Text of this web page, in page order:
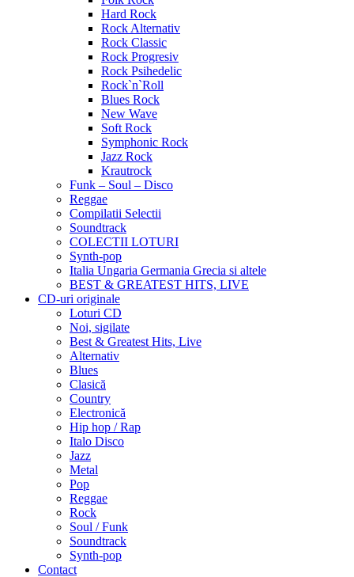
Hard Rock
Rock Alternativ
Rock Classic
Rock Progresiv
Rock Psihedelic
Rock`n`Roll
Blues Rock
New Wave
Soft Rock
Symphonic Rock
Jazz Rock
Krautrock
Funk – Soul – Disco
Reggae
Compilatii Selectii
Soundtrack
COLECTII LOTURI
Synth-pop
Italia Ungaria Germania Grecia si altele
BEST & GREATEST HITS, LIVE
CD-uri originale
Loturi CD
Noi, sigilate
Best & Greatest Hits, Live
Alternativ
Blues
Clasică
Country
Electronică
Hip hop / Rap
Italo Disco
Jazz
Metal
Pop
Reggae
Rock
Soul / Funk
Soundtrack
Synth-pop
Contact